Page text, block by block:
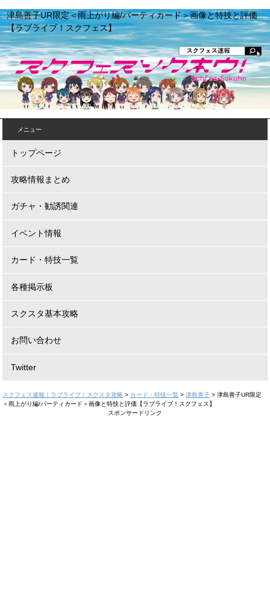
津島善子UR限定＜雨上がり編/パーティカード＞画像と特技と評価
【ラブライブ！スクフェス】
メニュー
トップページ
攻略情報まとめ
ガチャ・勧誘関連
イベント情報
カード・特技一覧
各種掲示板
スクスタ基本攻略
お問い合わせ
Twitter
スクフェス速報｜ラブライブ！スクスタ攻略 > カード・特技一覧 >津島善子 >津島善子UR限定
＜雨上がり編/パーティカード＞画像と特技と評価【ラブライブ！スクフェス】
スポンサードリンク